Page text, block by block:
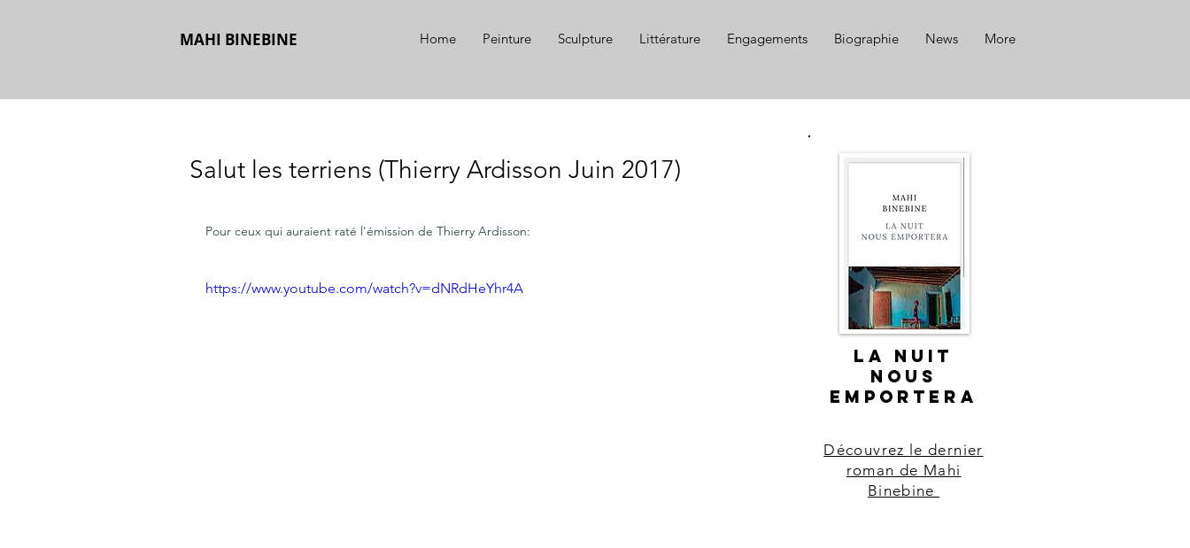
MAHI BINEBINE Home Peinture Sculpture Littérature Engagements Biographie News More
LA NUIT
NOUS
EMPORTERA
Découvrez le dernier
roman de Mahi
Binebine
Salut les terriens (Thierry Ardisson Juin 2017)
Pour ceux qui auraient raté l'émission de Thierry Ardisson:
https://www.youtube.com/watch?v=dNRdHeYhr4A